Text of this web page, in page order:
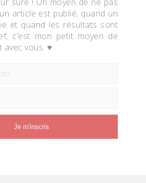
article est publié, quand un
et quand les résultats sont
c’est mon petit moyen de
avec vous. ♥
Je m'inscris